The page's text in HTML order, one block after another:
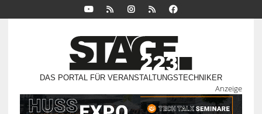
DAS PORTAL FÜR VERANSTALTUNGSTECHNIKER
Anzeige